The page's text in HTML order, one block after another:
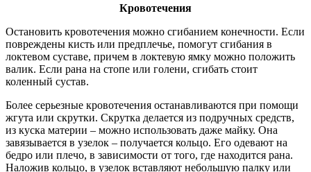
Кровотечения
Остановить кровотечения можно сгибанием конечности. Если
повреждены кисть или предплечье, помогут сгибания в
локтевом суставе, причем в локтевую ямку можно положить
валик. Если рана на стопе или голени, сгибать стоит
коленный сустав.
Более серьезные кровотечения останавливаются при помощи
жгута или скрутки. Скрутка делается из подручных средств,
из куска материи – можно использовать даже майку. Она
завязывается в узелок – получается кольцо. Его одевают на
бедро или плечо, в зависимости от того, где находится рана.
Наложив кольцо, в узелок вставляют небольшую палку или